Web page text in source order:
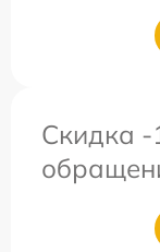
Скидка -